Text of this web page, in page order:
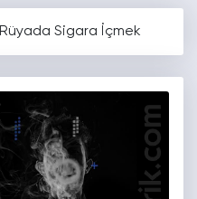
Rüyada Sigara İçmek